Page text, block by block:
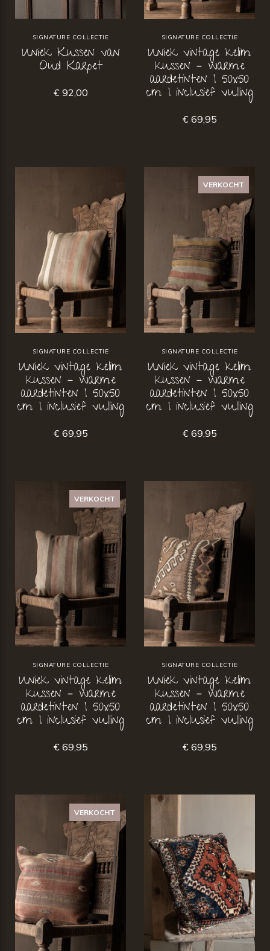
SIGNATURE COLLECTIE
Uniek Kussen van
Oud Karpet
€ 92,00
SIGNATURE COLLECTIE
Uniek vintage kelim
kussen – warme
aardetinten | 50x50
cm | inclusief vulling
€ 69,95
SIGNATURE COLLECTIE
Uniek vintage kelim
kussen – warme
aardetinten | 50x50
cm | inclusief vulling
€ 69,95
VERKOCHT
SIGNATURE COLLECTIE
Uniek vintage kelim
kussen – warme
aardetinten | 50x50
cm | inclusief vulling
€ 69,95
VERKOCHT
SIGNATURE COLLECTIE
Uniek vintage kelim
kussen – warme
aardetinten | 50x50
cm | inclusief vulling
€ 69,95
SIGNATURE COLLECTIE
Uniek vintage kelim
kussen – warme
aardetinten | 50x50
cm | inclusief vulling
€ 69,95
VERKOCHT